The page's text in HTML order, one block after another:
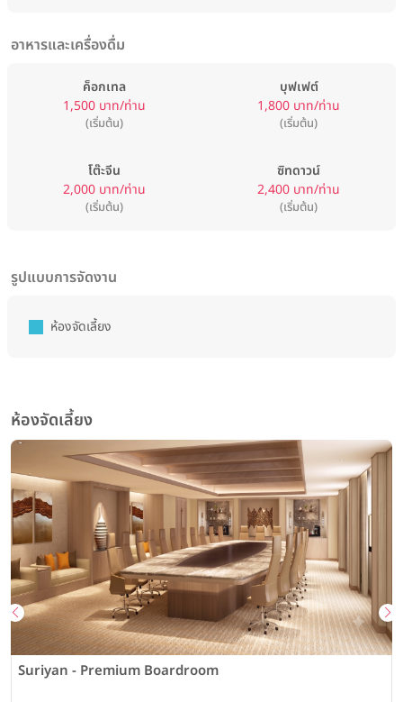
อาหารและเครื่องดื่ม
ค็อกเทล
1,500 บาท/ท่าน
(เริ่มต้น)
บุฟเฟต์
1,800 บาท/ท่าน
(เริ่มต้น)
โต๊ะจีน
2,000 บาท/ท่าน
(เริ่มต้น)
ซิทดาวน์
2,400 บาท/ท่าน
(เริ่มต้น)
รูปแบบการจัดงาน
ห้องจัดเลี้ยง
ห้องจัดเลี้ยง
Suriyan - Premium Boardroom